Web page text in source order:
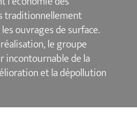
traditionnellement
ouvrages de surface.
le groupe
incontournable de la
et la dépollution